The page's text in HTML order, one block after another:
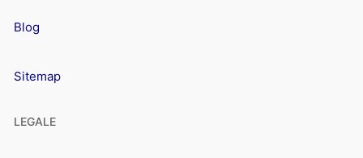
Blog
Sitemap
LEGALE